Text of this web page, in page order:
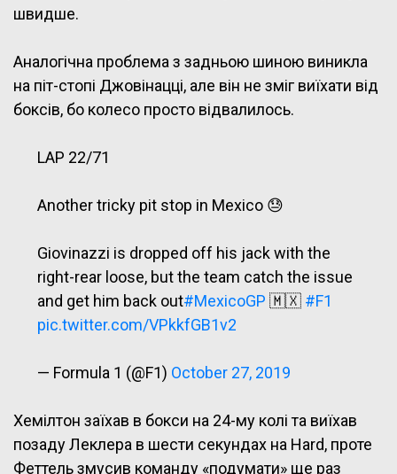
швидше.
Аналогічна проблема з задньою шиною виникла
на піт-стопі Джовінацці, але він не зміг виїхати від
боксів, бо колесо просто відвалилось.
LAP 22/71
Another tricky pit stop in Mexico 😓
Giovinazzi is dropped off his jack with the
right-rear loose, but the team catch the issue
and get him back out#MexicoGP 🇲🇽 #F1
pic.twitter.com/VPkkfGB1v2
— Formula 1 (@F1) October 27, 2019
Хемілтон заїхав в бокси на 24-му колі та виїхав
позаду Леклера в шести секундах на Hard, проте
Феттель змусив команду «подумати» ще раз